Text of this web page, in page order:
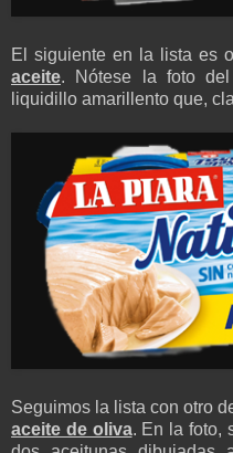
El siguiente en la lista es
aceite. Nótese la foto
liquidillo amarillento que,
Seguimos la lista con otro
aceite de oliva. En la foto,